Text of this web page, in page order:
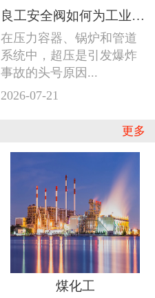
良工安全阀如何为工业系统守住防线
在压力容器、锅炉和管道
系统中，超压是引发爆炸
事故的头号原因...
2026-07-21
更多
煤化工